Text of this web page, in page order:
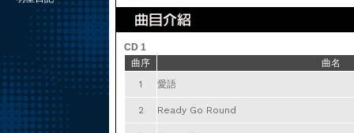
CD 1
曲序
曲名
1
愛語
2 Ready Go Round